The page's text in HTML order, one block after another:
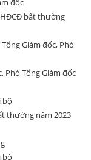
đốc
bất thường
Giám đốc, Phó
Phó Tổng Giám đốc
bộ
thường năm 2023
bộ